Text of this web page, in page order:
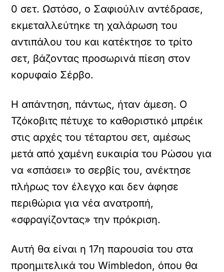
0 σετ. Ωστόσο, ο Σαφιούλιν αντέδρασε,
εκμεταλλεύτηκε τη χαλάρωση του
αντιπάλου του και κατέκτησε το τρίτο
σετ, βάζοντας προσωρινά πίεση στον
κορυφαίο Σέρβο.
Η απάντηση, πάντως, ήταν άμεση. Ο
Τζόκοβιτς πέτυχε το καθοριστικό μπρέικ
στις αρχές του τέταρτου σετ, αμέσως
μετά από χαμένη ευκαιρία του Ρώσου για
να «σπάσει» το σερβίς του, ανέκτησε
πλήρως τον έλεγχο και δεν άφησε
περιθώρια για νέα ανατροπή,
«σφραγίζοντας» την πρόκριση.
Αυτή θα είναι η 17η παρουσία του στα
προημιτελικά του Wimbledon, όπου θα